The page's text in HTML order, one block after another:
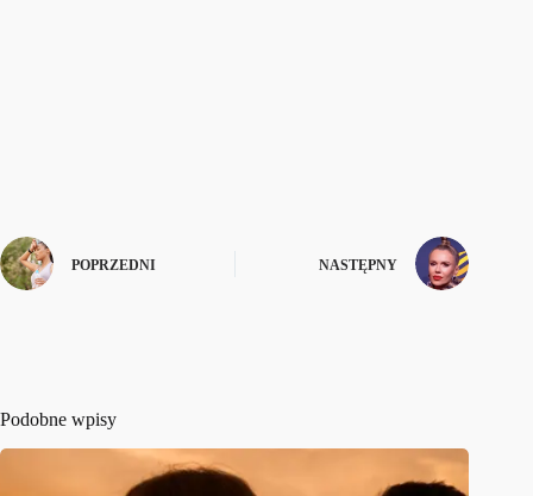
POPRZEDNI NASTĘPNY
Podobne wpisy